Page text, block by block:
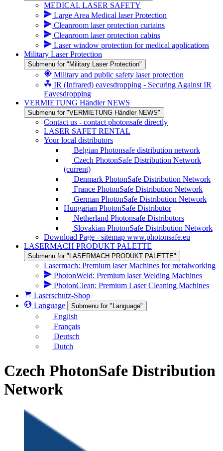
MEDICAL LASER SAFETY
Large Area Medical laser Protection
Cleanroom laser protection curtains
Cleanroom laser protection cabins
Laser window protection for medical applications
Military Laser Protection
Submenu for "Military Laser Protection"
Military and public safety laser protection
IR (Infrared) eavesdropping - Securing Against IR
Eavesdropping
VERMIETUNG Händler NEWS
Submenu for "VERMIETUNG Händler NEWS"
Contact us - contact photonsafe directly
LASER SAFET RENTAL
Your local distributors
Belgian Photonsafe distribution network
Czech PhotonSafe Distribution Network
(current)
Denmark PhotonSafe Distribution Network
France PhotonSafe Distribution Network
German PhotonSafe Distribution Network
Hungarian PhotonSafe Distributor
Netherland Photonsafe Distributors
Slovakian PhotonSafe Distribution Network
Download Page - sitemap www.photonsafe.eu
LASERMACH PRODUKT PALETTE
Submenu for "LASERMACH PRODUKT PALETTE"
Lasermach: Premium laser Machines for metalworking
PhotonWeld: Premium laser Welding Machines
PhotonClean: Premium Laser Cleaning Machines
Laserschutz-Shop
Language
Submenu for "Language"
English
Français
Deutsch
Dutch
Czech PhotonSafe Distribution
Network